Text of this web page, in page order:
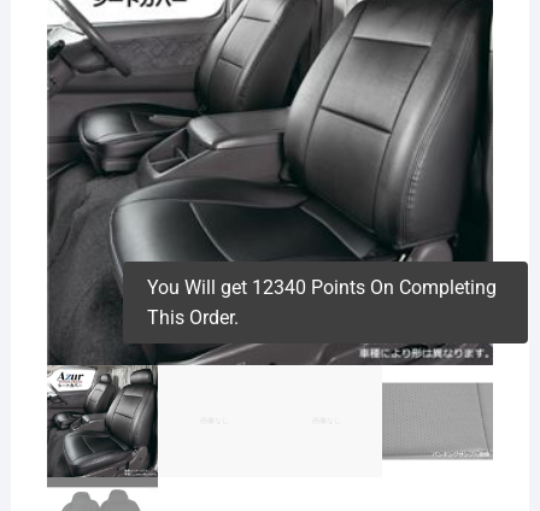
You Will get 12340 Points On Completing
This Order.